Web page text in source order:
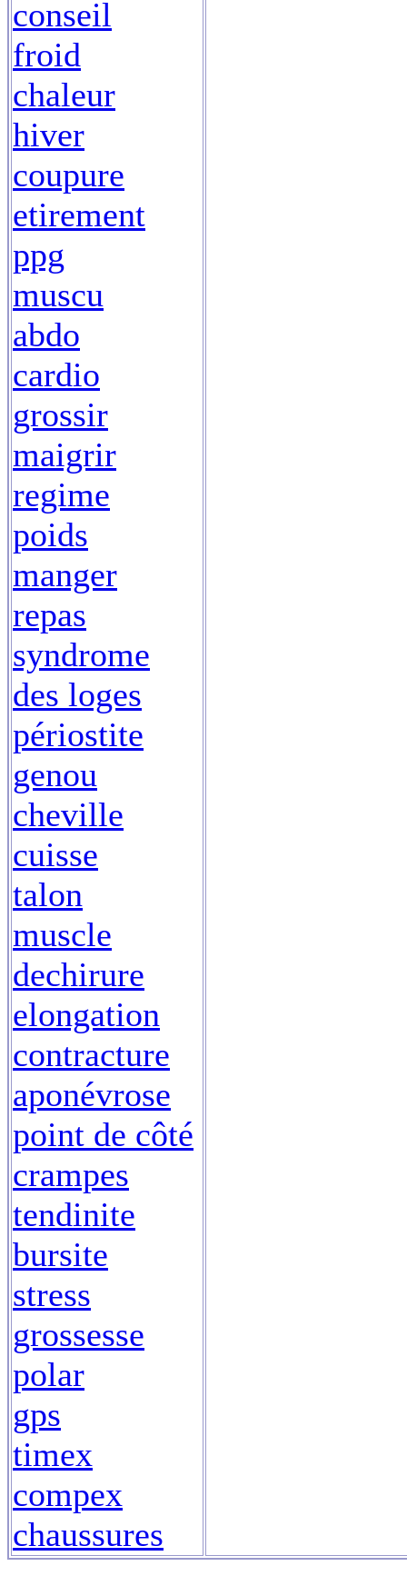
conseil
froid
chaleur
hiver
coupure
etirement
ppg
muscu
abdo
cardio
grossir
maigrir
regime
poids
manger
repas
syndrome
des loges
périostite
genou
cheville
cuisse
talon
muscle
dechirure
elongation
contracture
aponévrose
point de côté
crampes
tendinite
bursite
stress
grossesse
polar
gps
timex
compex
chaussures